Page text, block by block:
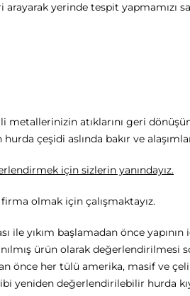
yerinde tespit yapmamızı
metallerinizin atıklarını geri
çeşidi aslında bakır ve
için sizlerin yanındayız.
olmak için çalışmaktayız.
ile yıkım başlamadan önce
ürün olarak değerlendirilmesi
önce her tülü amerika, masif ve
yeniden değerlendirilebilir hurda